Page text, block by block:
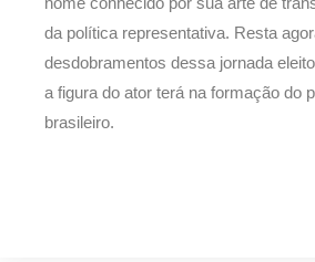
nome conhecido por sua arte de
da política representativa. Resta
desdobramentos dessa jornada
a figura do ator terá na formação do
brasileiro.